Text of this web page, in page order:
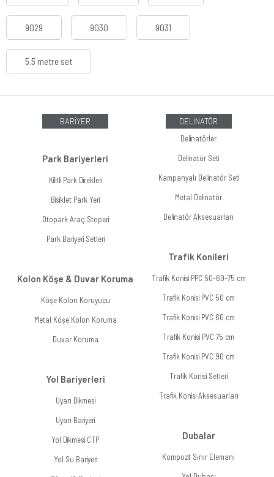
9029 9030 9031
5.5 metre set
BARİYER
Park Bariyerleri
Kilitli Park Direkleri
Bisiklet Park Yeri
Otopark Araç Stoperi
Park Bariyeri Setleri
Kolon Köşe & Duvar Koruma
Köşe Kolon Koruyucu
Metal Köşe Kolon Koruma
Duvar Koruma
Yol Bariyerleri
Uyarı Dikmesi
Uyarı Bariyeri
Yol Dikmesi CTP
Yol Su Bariyeri
DELİNATÖR
Delinatörler
Delinatör Seti
Kampanyalı Delinatör Seti
Metal Delinatör
Delinatör Aksesuarları
Trafik Konileri
Trafik Konisi PPC 50-60-75 cm
Trafik Konisi PVC 50 cm
Trafik Konisi PVC 60 cm
Trafik Konisi PVC 75 cm
Trafik Konisi PVC 90 cm
Trafik Konisi Setleri
Trafik Konisi Aksesuarları
Dubalar
Kompozit Sınır Elemanı